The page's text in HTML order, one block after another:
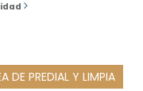
DE PREDIAL Y LIMPIA